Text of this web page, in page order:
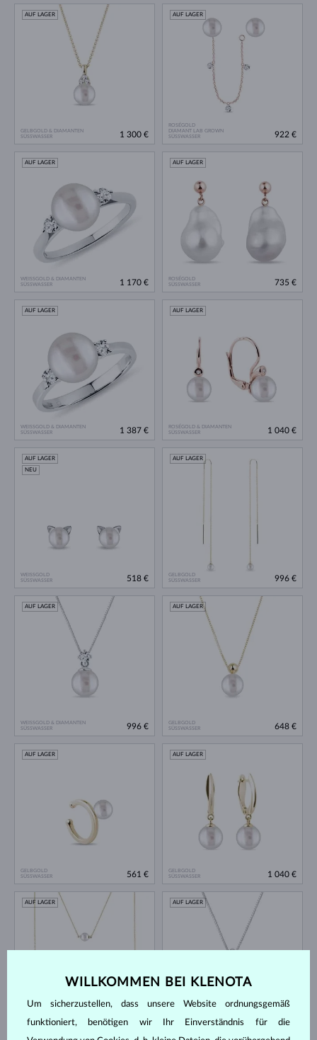
GELBGOLD & DIAMANTEN
SÜSSWASSER
AUF LAGER
1 300 €
ROSÉGOLD
DIAMANT LAB GROWN
SÜSSWASSER
AUF LAGER
922 €
WEISSGOLD & DIAMANTEN
SÜSSWASSER
AUF LAGER
1 170 €
ROSÉGOLD
SÜSSWASSER
AUF LAGER
735 €
WEISSGOLD & DIAMANTEN
SÜSSWASSER
AUF LAGER
1 387 €
ROSÉGOLD & DIAMANTEN
SÜSSWASSER
AUF LAGER
1 040 €
WEISSGOLD
SÜSSWASSER
AUF LAGER
NEU
518 €
GELBGOLD
SÜSSWASSER
AUF LAGER
996 €
WEISSGOLD & DIAMANTEN
SÜSSWASSER
AUF LAGER
996 €
GELBGOLD
SÜSSWASSER
AUF LAGER
648 €
GELBGOLD
SÜSSWASSER
AUF LAGER
561 €
GELBGOLD
SÜSSWASSER
AUF LAGER
1 040 €
GELBGOLD
SÜSSWASSER
AUF LAGER
1 735 €
WEISSGOLD
SÜSSWASSER
AUF LAGER
648 €
WILLKOMMEN BEI KLENOTA
Um sicherzustellen, dass unsere Website ordnungsgemäß
funktioniert, benötigen wir Ihr Einverständnis für die